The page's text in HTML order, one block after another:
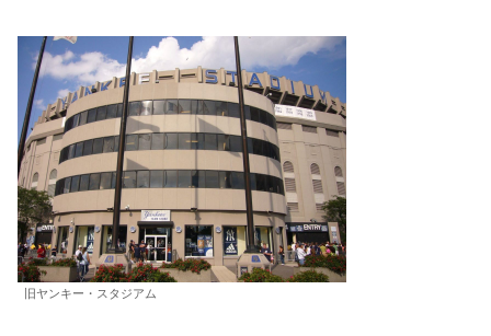
旧ヤンキー・スタジアム